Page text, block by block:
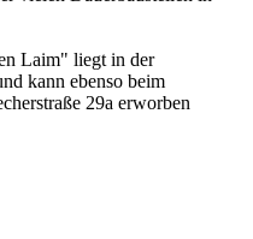
Laim" liegt in der
kann ebenso beim
29a erworben